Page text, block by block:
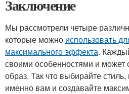
Заключение
Мы рассмотрели четыре
которые можно использовать
максимального эффекта.
своими особенностями и может
образ. Так что выбирайте
именно вам и создавайте